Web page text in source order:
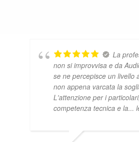
La
non si improvvisa e da
se ne percepisce un livello
non appena varcata la
L'attenzione per i
competenza tecnica e la...